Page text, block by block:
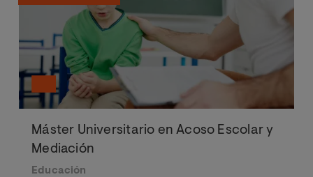
Máster Universitario en Acoso Escolar y
Mediación
Educación